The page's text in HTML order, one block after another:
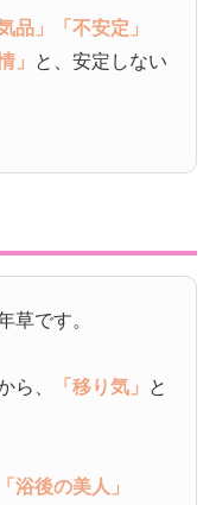
品」
「不安定」
」 と、安定しない
草です。
ら、 「移り気」 と
「浴後の美人」